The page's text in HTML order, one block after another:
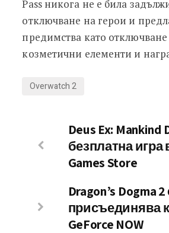
Pass никога не е била
отключване на герои и
предимства като
козметични елементи и
Overwatch 2
Deus Ex: Mankind
безплатна игра
Games Store
Dragon’s Dogma
присъединява
GeForce NOW